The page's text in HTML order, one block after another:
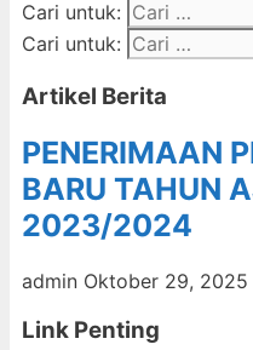
Cari untuk:
Cari untuk:
Artikel Berita
PENERIMAAN
BARU TAHUN
2023/2024
admin Oktober 29, 2025
Link Penting